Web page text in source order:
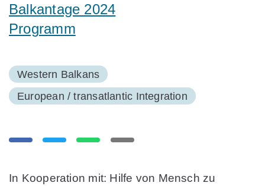
Balkantage 2024
Programm
Western Balkans
European / transatlantic Integration
In Kooperation mit: Hilfe von Mensch zu